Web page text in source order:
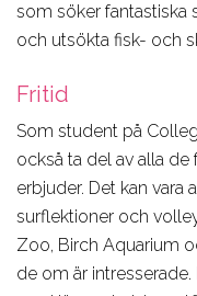
som söker fantastiska
och utsökta fisk- och
Fritid
Som student på
också ta del av alla
erbjuder. Det kan vara
surflektioner och
Zoo, Birch Aquarium
de om är